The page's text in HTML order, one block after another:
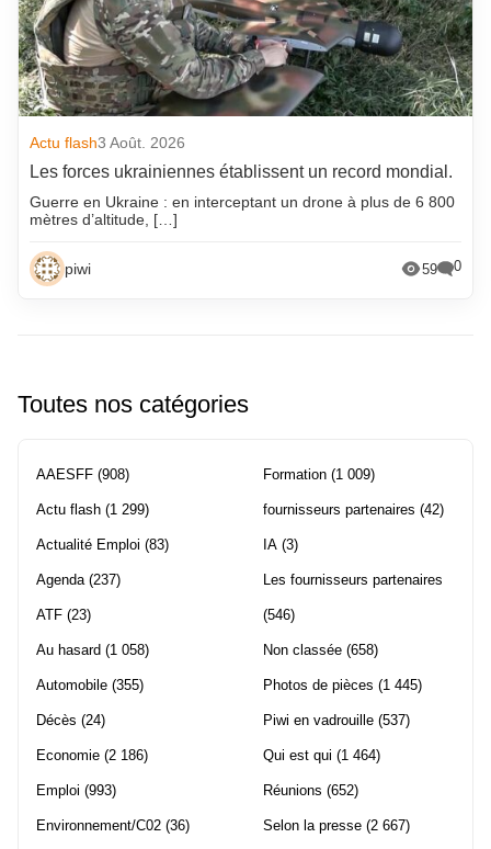
Actu flash3 Août. 2026
Les forces ukrainiennes établissent un record mondial.
Guerre en Ukraine : en interceptant un drone à plus de 6 800
mètres d’altitude, […]
piwi 59 0
Toutes nos catégories
AAESFF (908)
Actu flash (1 299)
Actualité Emploi (83)
Agenda(237)
ATF (23)
Au hasard (1 058)
Automobile (355)
Décès (24)
Economie (2 186)
Emploi (993)
Environnement/C02 (36)
Formation (1 009)
fournisseurs partenaires (42)
IA (3)
Les fournisseurs partenaires
(546)
Non classée (658)
Photos de pièces (1 445)
Piwi en vadrouille (537)
Qui est qui (1 464)
Réunions (652)
Selon la presse (2 667)